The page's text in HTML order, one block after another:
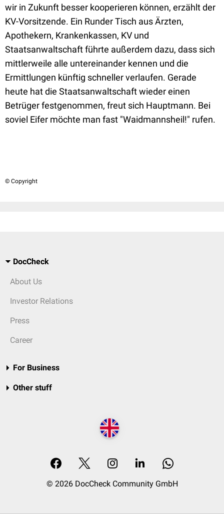
wir in Zukunft besser kooperieren können, erzählt der
KV-Vorsitzende. Ein Runder Tisch aus Ärzten,
Apothekern, Krankenkassen, KV und
Staatsanwaltschaft führte außerdem dazu, dass sich
mittlerweile alle untereinander kennen und die
Ermittlungen künftig schneller verlaufen. Gerade
heute hat die Staatsanwaltschaft wieder einen
Betrüger festgenommen, freut sich Hauptmann. Bei
soviel Eifer möchte man fast "Waidmannsheil!" rufen.
© Copyright
DocCheck
About Us
Investor Relations
Press
Career
For Business
Other stuff
© 2026 DocCheck Community GmbH